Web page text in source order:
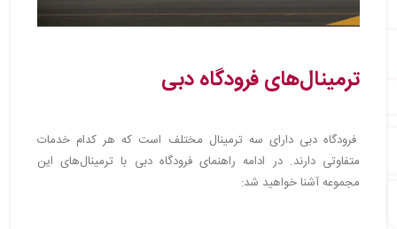
ترمینال‌های فرودگاه دبی
فرودگاه دبی دارای سه ترمینال مختلف است که هر کدام خدمات
متفاوتی دارند. در ادامه راهنمای فرودگاه دبی با ترمینال‌های این
مجموعه آشنا خواهید شد: